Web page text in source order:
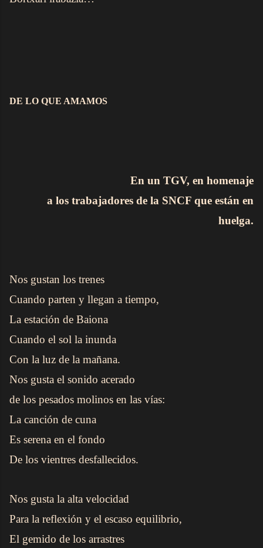
DE LO QUE AMAMOS
En un TGV, en homenaje
a los trabajadores de la SNCF que están en
huelga.
Nos gustan los trenes
Cuando parten y llegan a tiempo,
La estación de Baiona
Cuando el sol la inunda
Con la luz de la mañana.
Nos gusta el sonido acerado
de los pesados molinos en las vías:
La canción de cuna
Es serena en el fondo
De los vientres desfallecidos.
Nos gusta la alta velocidad
Para la reflexión y el escaso equilibrio,
El gemido de los arrastres